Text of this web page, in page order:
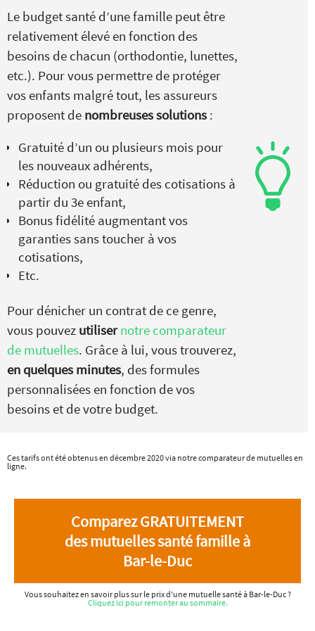
Le budget santé d’une famille peut être
relativement élevé en fonction des
besoins de chacun (orthodontie, lunettes,
etc.). Pour vous permettre de protéger
vos enfants malgré tout, les assureurs
proposent de nombreuses solutions :
Gratuité d’un ou plusieurs mois pour
les nouveaux adhérents,
Réduction ou gratuité des cotisations à
partir du 3e enfant,
Bonus fidélité augmentant vos
garanties sans toucher à vos
cotisations,
Etc.
Pour dénicher un contrat de ce genre,
vous pouvez utiliser notre comparateur
de mutuelles. Grâce à lui, vous trouverez,
en quelques minutes, des formules
personnalisées en fonction de vos
besoins et de votre budget.
Ces tarifs ont été obtenus en décembre 2020 via notre comparateur de mutuelles en
ligne.
Comparez GRATUITEMENT
des mutuelles santé famille à
Bar-le-Duc
Vous souhaitez en savoir plus sur le prix d'une mutuelle santé à Bar-le-Duc ?
Cliquez ici pour remonter au sommaire.